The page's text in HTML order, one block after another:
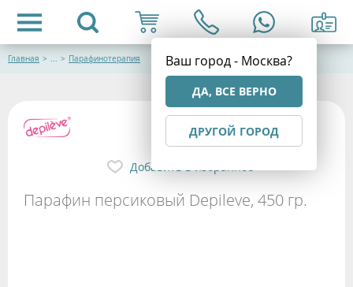
Ваш город - Москва?
ДА, ВСЕ ВЕРНО
ДРУГОЙ ГОРОД
Главная > ... > Парафинотерапия
Парафин персиковый Depileve, 450 гр.
Добавить в избранное